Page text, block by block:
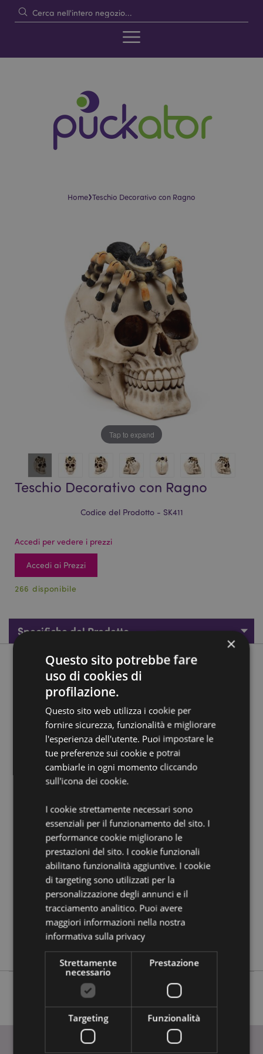
Home›Teschio Decorativo con Ragno
Tap to expand
Teschio Decorativo con Ragno
Codice del Prodotto - SK411
Accedi per vedere i prezzi
Accedi ai Prezzi
266 disponibile
Specifiche del Prodotto
Descrizione del Prodotto
Teschio Decorativo con Ragno
Materiale:Resina e Metallo
Informazioni Aggiuntive:
Vuoi informazioni su come inoltrare un ordine
utilizzando il sito internet di Puckator?Leggi la nostra
guida all'acquisto.
Dettagli del Prodotto
Informazioni
Aggiuntive
Altezza 13.5cm Larghezza 10cm Profondità
5055071508875
12
0.542000
No
No
×
Questo sito potrebbe fare
uso di cookies di
profilazione.
Questo sito web utilizza i cookie per
fornire sicurezza, funzionalità e migliorare
l'esperienza dell'utente. Puoi impostare le
tue preferenze sui cookie e potrai
cambiarle in ogni momento cliccando
sull'icona dei cookie.
I cookie strettamente necessari sono
essenziali per il funzionamento del sito. I
performance cookie migliorano le
prestazioni del sito. I cookie funzionali
abilitano funzionalità aggiuntive. I cookie
di targeting sono utilizzati per la
personalizzazione degli annunci e il
tracciamento analitico. Puoi avere
maggiori informazioni nella nostra
informativa sulla privacy
Strettamente
necessario
Prestazione
Targeting Funzionalità